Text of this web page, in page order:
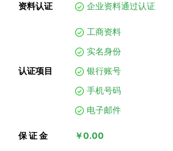
资料认证 企业资料通过认证
认证项目
工商资料
实名身份
银行账号
手机号码
电子邮件
保 证 金 ￥0.00